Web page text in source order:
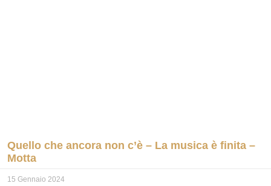
Quello che ancora non c’è – La musica è finita –
Motta
15 Gennaio 2024